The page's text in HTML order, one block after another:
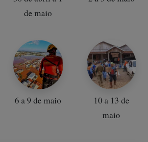
de maio
6 a 9 de maio
10 a 13 de
maio